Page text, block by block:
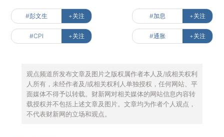
#彭文生 +关注 #加息 +关注
#CPI +关注 #通胀 +关注
观点频道所发布文章及图片之版权属作者本人及/或相关权利
人所有，未经作者及/或相关权利人单独授权，任何网站、平
面媒体不得予以转载。财新网对相关媒体的网站信息内容转
载授权并不包括上述文章及图片。文章均为作者个人观点，
不代表财新网的立场和观点。